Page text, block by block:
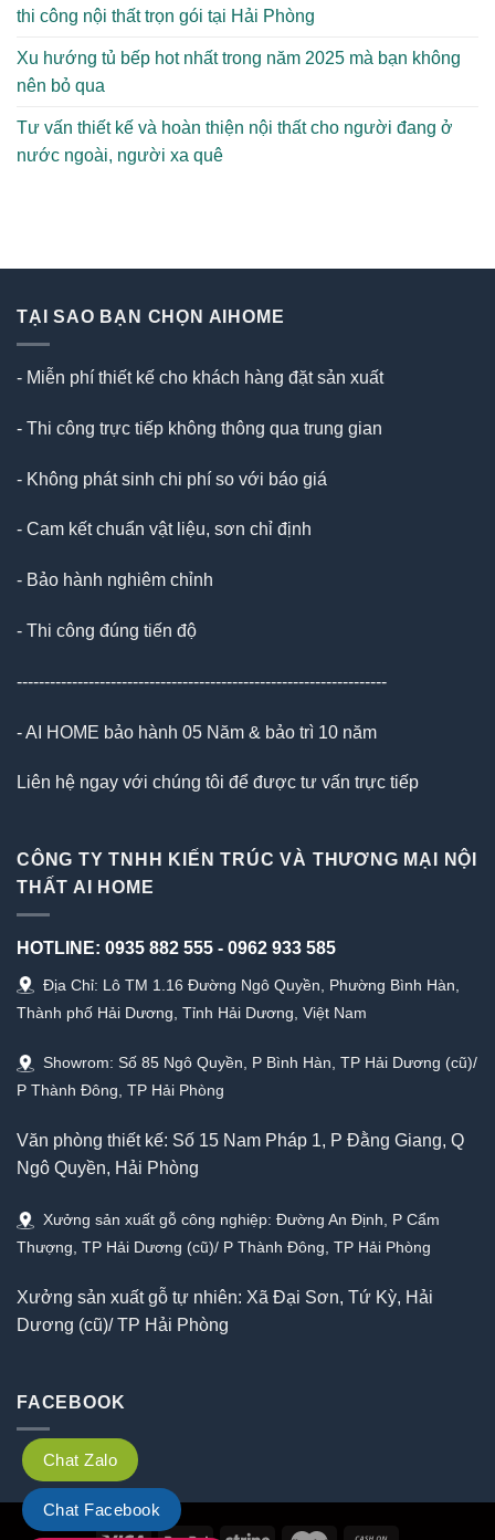
thi công nội thất trọn gói tại Hải Phòng
Xu hướng tủ bếp hot nhất trong năm 2025 mà bạn không
nên bỏ qua
Tư vấn thiết kế và hoàn thiện nội thất cho người đang ở
nước ngoài, người xa quê
TẠI SAO BẠN CHỌN AIHOME
- Miễn phí thiết kế cho khách hàng đặt sản xuất
- Thi công trực tiếp không thông qua trung gian
- Không phát sinh chi phí so với báo giá
- Cam kết chuẩn vật liệu, sơn chỉ định
- Bảo hành nghiêm chỉnh
- Thi công đúng tiến độ
-------------------------------------------------------------------
- AI HOME bảo hành 05 Năm & bảo trì 10 năm
Liên hệ ngay với chúng tôi để được tư vấn trực tiếp
CÔNG TY TNHH KIẾN TRÚC VÀ THƯƠNG MẠI NỘI
THẤT AI HOME
HOTLINE: 0935 882 555 - 0962 933 585
Địa Chỉ: Lô TM 1.16 Đường Ngô Quyền, Phường Bình Hàn,
Thành phố Hải Dương, Tỉnh Hải Dương, Việt Nam
Showrom: Số 85 Ngô Quyền, P Bình Hàn, TP Hải Dương (cũ)/
P Thành Đông, TP Hải Phòng
Văn phòng thiết kế: Số 15 Nam Pháp 1, P Đằng Giang, Q
Ngô Quyền, Hải Phòng
Xưởng sản xuất gỗ công nghiệp: Đường An Định, P Cẩm
Thượng, TP Hải Dương (cũ)/ P Thành Đông, TP Hải Phòng
Xưởng sản xuất gỗ tự nhiên: Xã Đại Sơn, Tứ Kỳ, Hải
Dương (cũ)/ TP Hải Phòng
FACEBOOK
Chat Zalo
Chat Facebook